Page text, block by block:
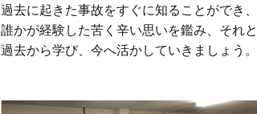
過去に起きた事故をすぐに知ることができ
誰かが経験した苦く辛い思いを鑑み、それ
過去から学び、今へ活かしていきましょう。